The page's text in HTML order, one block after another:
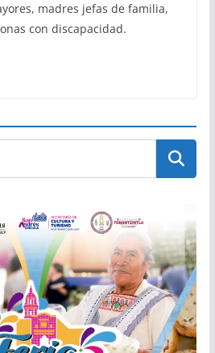
madres jefas de familia,
con discapacidad.